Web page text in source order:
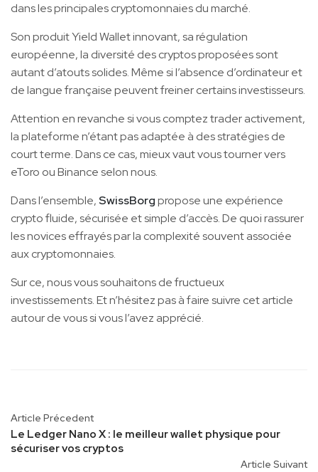
dans les principales cryptomonnaies du marché.
Son produit Yield Wallet innovant, sa régulation
européenne, la diversité des cryptos proposées sont
autant d’atouts solides. Même si l’absence d’ordinateur et
de langue française peuvent freiner certains investisseurs.
Attention en revanche si vous comptez trader activement,
la plateforme n’étant pas adaptée à des stratégies de
court terme. Dans ce cas, mieux vaut vous tourner vers
eToro ou Binance selon nous.
Dans l’ensemble, SwissBorgpropose une expérience
crypto fluide, sécurisée et simple d’accès. De quoi rassurer
les novices effrayés par la complexité souvent associée
aux cryptomonnaies.
Sur ce, nous vous souhaitons de fructueux
investissements. Et n’hésitez pas à faire suivre cet article
autour de vous si vous l’avez apprécié.
Article Précedent
Le Ledger Nano X : le meilleur wallet physique pour
sécuriser vos cryptos
Article Suivant